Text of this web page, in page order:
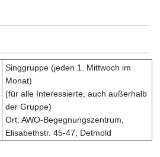
Singgruppe (jeden 1. Mittwoch im
Monat)
(für alle Interessierte, auch außerhalb
der Gruppe)
Ort: AWO-Begegnungszentrum,
Elisabethstr. 45-47, Detmold